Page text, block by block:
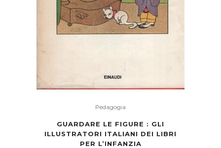
Pedagogia
GUARDARE LE FIGURE : GLI
ILLUSTRATORI ITALIANI DEI LIBRI
PER L’INFANZIA